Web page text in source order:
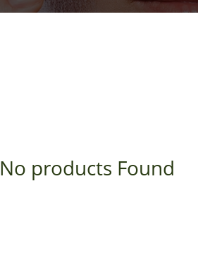
No products Found